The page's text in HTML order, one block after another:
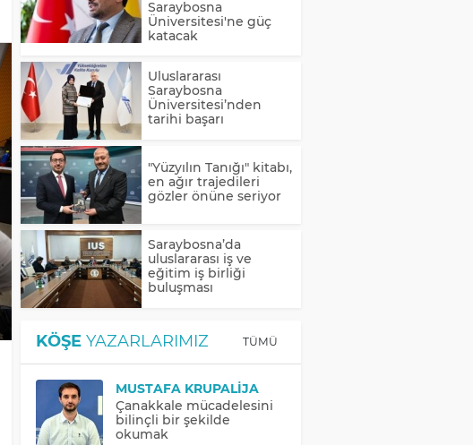
Saraybosna
Üniversitesi'ne güç
katacak
Uluslararası
Saraybosna
Üniversitesi’nden
tarihi başarı
"Yüzyılın Tanığı" kitabı,
en ağır trajedileri
gözler önüne seriyor
Saraybosna’da
uluslararası iş ve
eğitim iş birliği
buluşması
KÖŞE YAZARLARIMIZ TÜMÜ
MUSTAFA KRUPALIJA
Çanakkale mücadelesini
bilinçli bir şekilde
okumak